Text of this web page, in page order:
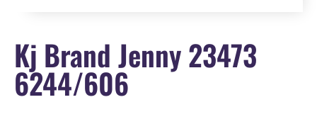
Kj Brand Jenny 23473
6244/606